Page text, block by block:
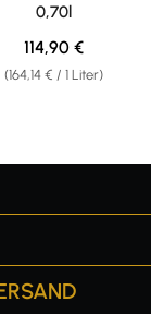
0,70l
(164,14 € / 1 Liter)
Regulärer Preis:
114,90 €